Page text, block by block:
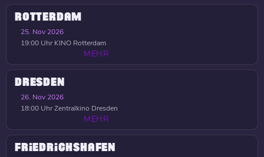
ROTTERDAM
25. Nov 2026
19:00 Uhr KINO Rotterdam
MEHR
DRESDEN
26. Nov 2026
18:00 UhrZentralkino Dresden
MEHR
FRIEDRICHSHAFEN